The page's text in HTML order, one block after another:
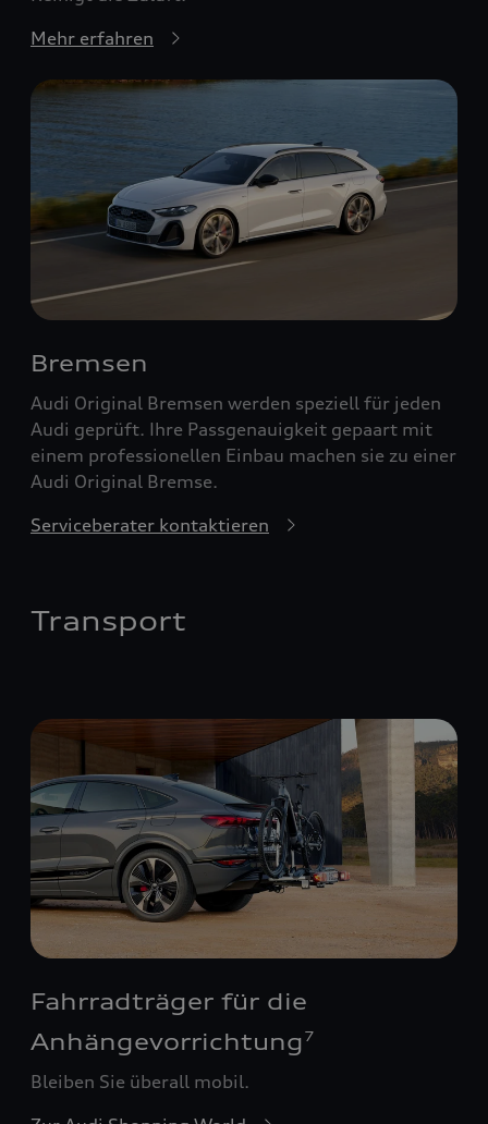
Mehr erfahren
Bremsen
Audi Original Bremsen werden speziell für jeden
Audi geprüft. Ihre Passgenauigkeit gepaart mit
einem professionellen Einbau machen sie zu einer
Audi Original Bremse.
Serviceberater kontaktieren
Transport
Fahrradträger für die
Anhängevorrichtung 7
Bleiben Sie überall mobil.